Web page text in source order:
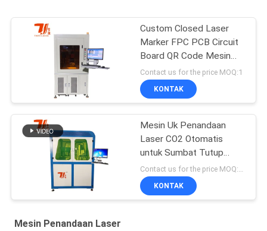
Custom Closed Laser
Marker FPC PCB Circuit
Board QR Code Mesin
Penandaan Laser
Contact us for the price MOQ:1
KONTAK
Mesin Uk Penandaan
Laser CO2 Otomatis
untuk Sumbat Tutup
Botol Kayu
KONTAK
Mesin Penandaan Laser